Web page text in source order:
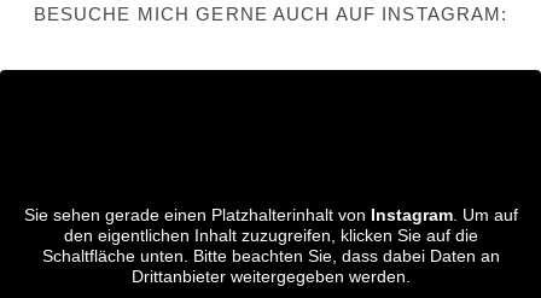
BESUCHE MICH GERNE AUCH AUF INSTAGRAM:
Sie sehen gerade einen Platzhalterinhalt von Instagram. Um auf
den eigentlichen Inhalt zuzugreifen, klicken Sie auf die
Schaltfläche unten. Bitte beachten Sie, dass dabei Daten an
Drittanbieter weitergegeben werden.